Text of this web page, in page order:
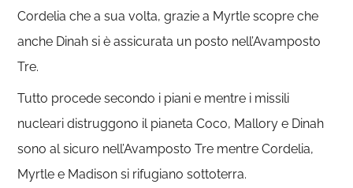
Cordelia che a sua volta, grazie a Myrtle scopre che
anche Dinah si è assicurata un posto nell’Avamposto
Tre.
Tutto procede secondo i piani e mentre i missili
nucleari distruggono il pianeta Coco, Mallory e Dinah
sono al sicuro nell’Avamposto Tre mentre Cordelia,
Myrtle e Madison si rifugiano sottoterra.